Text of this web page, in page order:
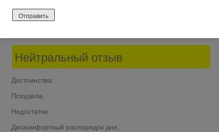
Неонила Полякова
Нейтральный отзыв
Достоинства:
Похудела.
Недостатки:
Дискомфортный распорядок дня.